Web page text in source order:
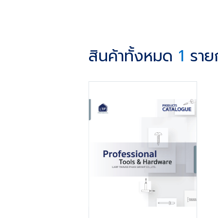
สินค้าทั้งหมด 1 รา